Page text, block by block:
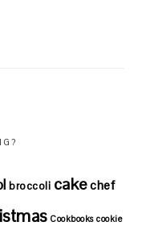
broccoli cakechef
Cookbooks cookie